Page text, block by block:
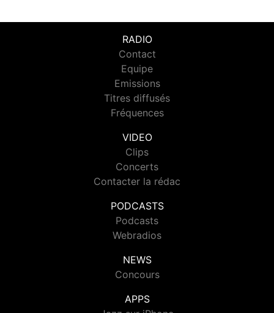
RADIO
Contact
Equipe
Emissions
Titres diffusés
Fréquences
VIDEO
Clips
Concerts
Contacter la rédac
PODCASTS
Podcasts
Webradios
NEWS
Concours
APPS